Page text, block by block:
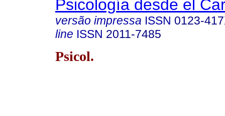
Psicología desde el
versão impressa ISSN 0123-
line ISSN 2011-7485
Psicol.